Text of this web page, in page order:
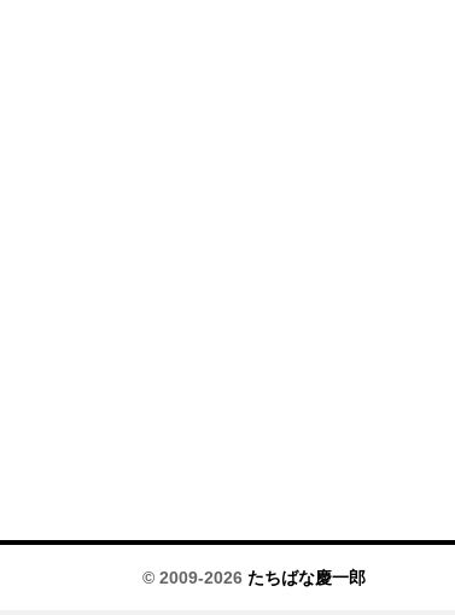
© 2009-2026 たちばな慶一郎